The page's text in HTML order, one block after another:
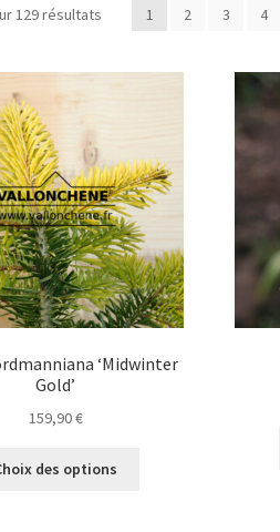
129 résultats 1 2 3 4
‘Midwinter
Gold’
159,90€
des options